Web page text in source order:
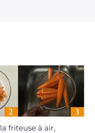
friteuse à air,